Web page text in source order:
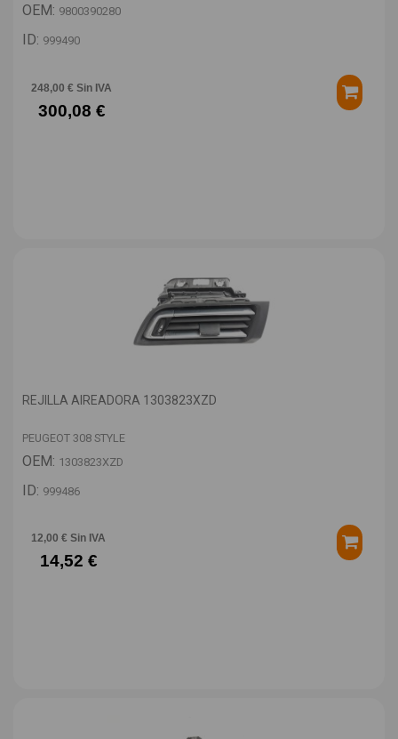
OEM: 9800390280
ID: 999490
248,00 € Sin IVA
300,08 €
REJILLA AIREADORA 1303823XZD
PEUGEOT 308 STYLE
OEM: 1303823XZD
ID: 999486
12,00 € Sin IVA
14,52 €